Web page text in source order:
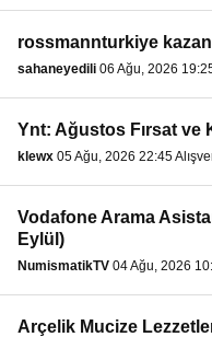
rossmannturkiye
sahaneyedili 06 Ağu, 2026
Ynt: Ağustos Fırsat ve
klewx 05 Ağu, 2026 22:45
Vodafone Arama
Eylül)
NumismatikTV 04 Ağu, 2026
Arçelik Mucize